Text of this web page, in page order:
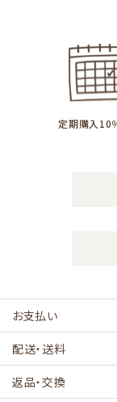
定期購入10
お支払い
配送・送料
返品・交換